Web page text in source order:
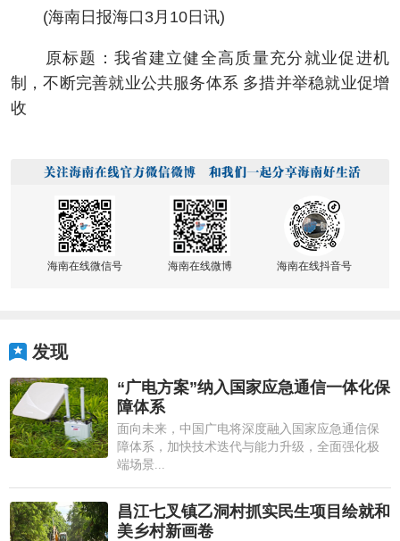
(海南日报海口3月10日讯)
原标题：我省建立健全高质量充分就业促进机
制，不断完善就业公共服务体系 多措并举稳就业促增
收
海南在线微信号 海南在线微博 海南在线抖音号
发现
“广电方案”纳入国家应急通信一体化保
障体系
面向未来，中国广电将深度融入国家应急通信保
障体系，加快技术迭代与能力升级，全面强化极
端场景...
昌江七叉镇乙洞村抓实民生项目绘就和
美乡村新画卷